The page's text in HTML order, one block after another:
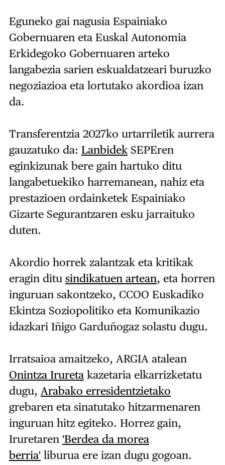
Eguneko gai nagusia Espainiako
Gobernuaren eta Euskal Autonomia
Erkidegoko Gobernuaren arteko
langabezia sarien eskualdatzeari buruzko
negoziazioa eta lortutako akordioa izan
da.
Transferentzia 2027ko urtarriletik aurrera
gauzatuko da: LanbidekSEPEren
eginkizunak bere gain hartuko ditu
langabetuekiko harremanean, nahiz eta
prestazioen ordainketek Espainiako
Gizarte Segurantzaren esku jarraituko
duten.
Akordio horrek zalantzak eta kritikak
eragin ditu sindikatuen artean, eta horren
inguruan sakontzeko, CCOO Euskadiko
Ekintza Soziopolitiko eta Komunikazio
idazkari Iñigo Garduñogaz solastu dugu.
Irratsaioa amaitzeko, ARGIA atalean
Onintza Iruretakazetaria elkarrizketatu
dugu, Arabako erresidentzietako
grebaren eta sinatutako hitzarmenaren
inguruan hitz egiteko. Horrez gain,
Iruretaren 'Berdea da morea
berria'liburua ere izan dugu gogoan.